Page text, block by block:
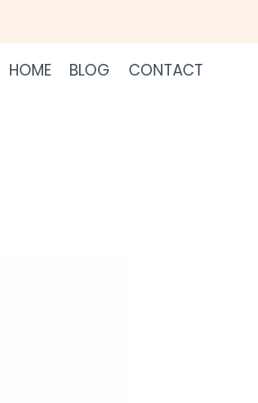
HOME BLOG CONTACT